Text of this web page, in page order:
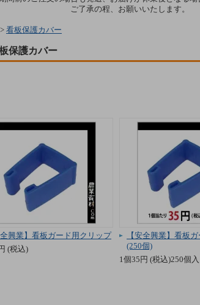
ご了承の程、お願いいたします。
看板保護カバー
保護カバー
全興業】看板ガード用クリップ
(税込)
【安全興業】看板
(250個)
1個35円 (税込)250個入